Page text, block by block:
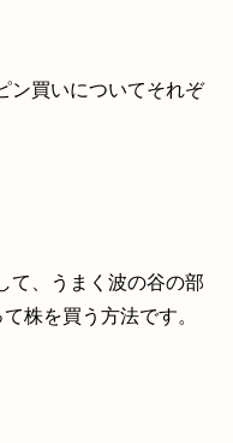
ン買いについてそれぞ
て、うまく波の谷の部
株を買う方法です。